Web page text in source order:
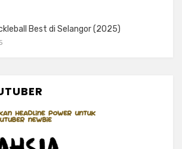
Best di Selangor (2025)